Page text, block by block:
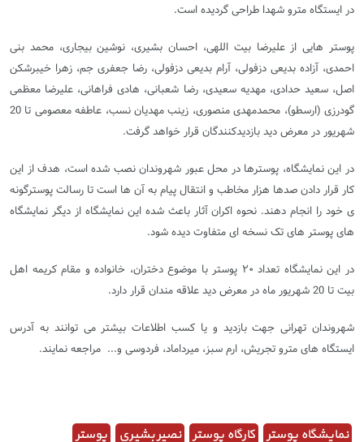
در ایستگاه مترو شهدا طراحی گردیده است.
پوستر هایی از علیرضا بیت اللهی، احسان بشیری، نوشین بیجاری، محمد بنی
احمدی، آزاده بدیعی دزفولی، آرام بدیعی دزفولی، رضا جعفری جم، زهرا خیبرشکن
اصل، سعید حدادی، مهدیه سعیدی، رضا شعبانی، هادی فراهانی، علیرضا معظمی
گودرزی (ارسطو)، محمدمهدی منصوری، زینب مهدیان نسب، عاطفه معصومی تا 20
شهریور در معرض دید بازدیدکنندگان قرار خواهد گرفت.
در این نمایشگاه، پوسترها در محل عبور شهروندان نصب شده است، هدف از این
کار قرار دادن صدها هزار مخاطب و انتقال پیام به آن ها است تا رسالت پوسترگونه
ی خود را انجام دهند. نحوه اکران آثار باعث شده این نمایشگاه از دیگر نمایشگاه
های پوستر های تک نسخه ای متفاوت دیده شود.
در این نمایشگاه تعداد ۲۰ پوستر با موضوع دختران، خانواده و مقام کریمه اهل
بیت تا 20 شهریور ماه در معرض دید علاقه مندان قرار دارد.
شهروندان تهرانی جهت بازدید و یا کسب اطلاعات بیشتر می توانند به آدرس
ایستگاه های مترو تجریش، ارم سبز، میرداماد، فردوسی و... مراجعه نمایند.
نمایشگاه پوستر کارگاه پوستر نصیر بشیری
پوستر